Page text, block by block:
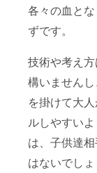
各々の血と
ずです。
技術や考え
構いません
を掛けて大
ルしやすい
は、子供達
はないでし